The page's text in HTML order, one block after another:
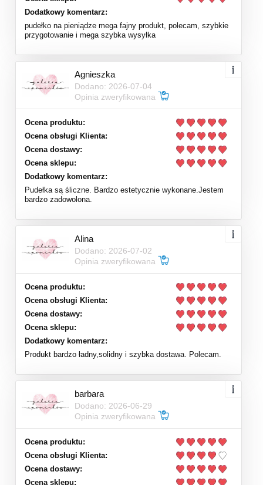
Dodatkowy komentarz:
pudełko na pieniądze mega fajny produkt, polecam, szybkie
przygotowanie i mega szybka wysyłka
Agnieszka
Dodano: 2026-07-04
Opinia zweryfikowana
Ocena produktu:
Ocena obsługi Klienta:
Ocena dostawy:
Ocena sklepu:
Dodatkowy komentarz:
Pudełka są śliczne. Bardzo estetycznie wykonane.Jestem
bardzo zadowolona.
Alina
Dodano: 2026-07-02
Opinia zweryfikowana
Ocena produktu:
Ocena obsługi Klienta:
Ocena dostawy:
Ocena sklepu:
Dodatkowy komentarz:
Produkt bardzo ładny,solidny i szybka dostawa. Polecam.
barbara
Dodano: 2026-06-29
Opinia zweryfikowana
Ocena produktu:
Ocena obsługi Klienta:
Ocena dostawy:
Ocena sklepu: